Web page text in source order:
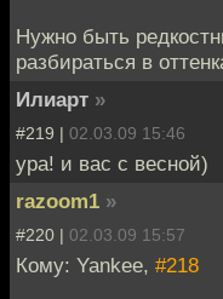
Нужно быть
разбираться в
Илиарт »
#219 | 02.03.09 15:46
ура! и вас с весной)
razoom1 »
#220 | 02.03.09 15:57
Кому: Yankee, #218